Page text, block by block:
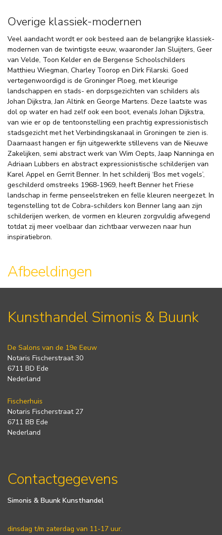
Overige klassiek-modernen
Veel aandacht wordt er ook besteed aan de belangrijke klassiek-
modernen van de twintigste eeuw, waaronder Jan Sluijters, Geer
van Velde, Toon Kelder en de Bergense Schoolschilders
Matthieu Wiegman, Charley Toorop en Dirk Filarski. Goed
vertegenwoordigd is de Groninger Ploeg, met kleurige
landschappen en stads- en dorpsgezichten van schilders als
Johan Dijkstra, Jan Altink en George Martens. Deze laatste was
dol op water en had zelf ook een boot, evenals Johan Dijkstra,
van wie er op de tentoonstelling een prachtig expressionistisch
stadsgezicht met het Verbindingskanaal in Groningen te zien is.
Daarnaast hangen er fijn uitgewerkte stillevens van de Nieuwe
Zakelijken, semi abstract werk van Wim Oepts, Jaap Nanninga en
Adriaan Lubbers en abstract expressionistische schilderijen van
Karel Appel en Gerrit Benner. In het schilderij ‘Bos met vogels’,
geschilderd omstreeks 1968-1969, heeft Benner het Friese
landschap in ferme penseelstreken en felle kleuren neergezet. In
tegenstelling tot de Cobra-schilders kon Benner lang aan zijn
schilderijen werken, de vormen en kleuren zorgvuldig afwegend
totdat zij meer voelbaar dan zichtbaar verwezen naar hun
inspiratiebron.
Afbeeldingen
Kunsthandel Simonis & Buunk
De Salons van de 19e Eeuw
Notaris Fischerstraat 30
6711 BD Ede
Nederland
Fischerhuis
Notaris Fischerstraat 27
6711 BB Ede
Nederland
Contactgegevens
Simonis & Buunk Kunsthandel
dinsdag t/m zaterdag van 11-17 uur.